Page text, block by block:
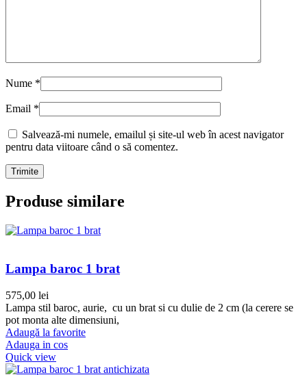
Nume *
Email *
Salvează-mi numele, emailul și site-ul web în acest navigator
pentru data viitoare când o să comentez.
Produse similare
Lampa baroc 1 brat
575,00 lei
Lampa stil baroc, aurie, cu un brat si cu dulie de 2 cm (la cerere se
pot monta alte dimensiuni,
Adaugă la favorite
Adauga in cos
Quick view